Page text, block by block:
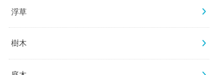
浮草
樹木